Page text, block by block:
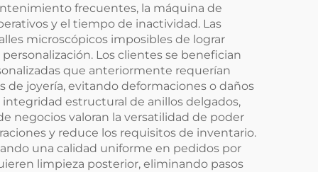
frecuentes, la máquina de
y el tiempo de inactividad. Las
microscópicos imposibles de lograr
Los clientes se benefician
que anteriormente requerían
de joyería, evitando deformaciones o daños
estructural de anillos delgados,
negocios valoran la versatilidad de poder
y reduce los requisitos de inventario.
una calidad uniforme en pedidos por
limpieza posterior, eliminando pasos